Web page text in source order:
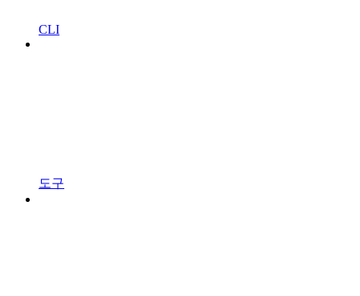
CLI
도구